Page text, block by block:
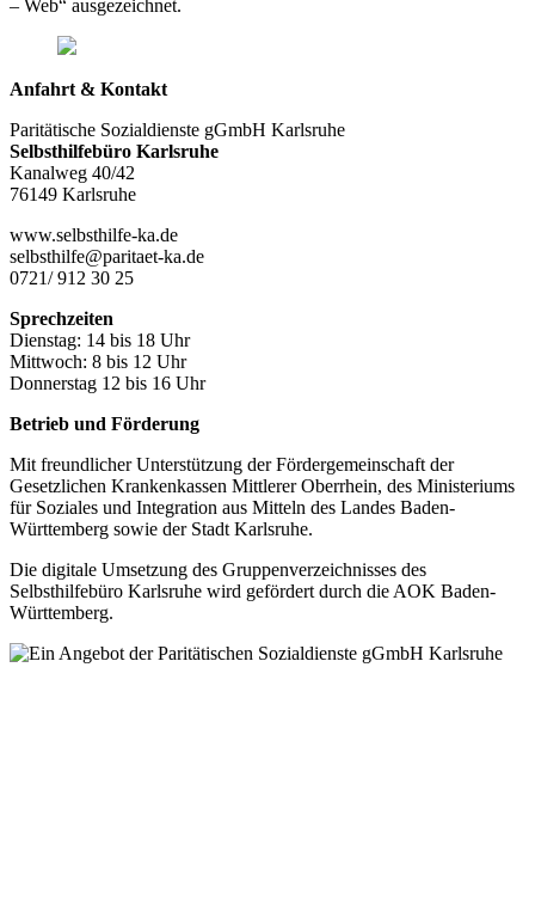
– Web“ ausgezeichnet.
Anfahrt & Kontakt
Paritätische Sozialdienste gGmbH Karlsruhe
Selbsthilfebüro Karlsruhe
Kanalweg 40/42
76149 Karlsruhe
www.selbsthilfe-ka.de
selbsthilfe@paritaet-ka.de
0721/ 912 30 25
Sprechzeiten
Dienstag: 14 bis 18 Uhr
Mittwoch: 8 bis 12 Uhr
Donnerstag 12 bis 16 Uhr
Betrieb und Förderung
Mit freundlicher Unterstützung der Fördergemeinschaft der
Gesetzlichen Krankenkassen Mittlerer Oberrhein, des Ministeriums
für Soziales und Integration aus Mitteln des Landes Baden-
Württemberg sowie der Stadt Karlsruhe.
Die digitale Umsetzung des Gruppen­verzeichnisses des
Selbsthilfebüro Karlsruhe wird gefördert durch die AOK Baden-
Württemberg.